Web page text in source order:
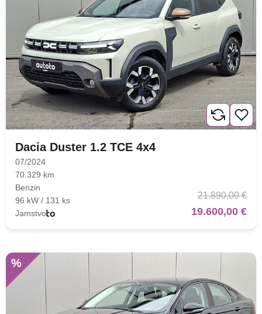
Dacia Duster 1.2 TCE 4x4
07/2024
70.329 km
Benzin
96 kW / 131 ks
Jamstvo
21.890,00 €
19.600,00 €
%